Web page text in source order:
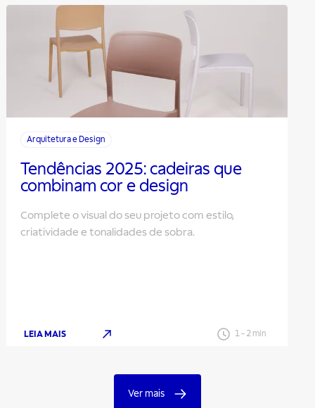
Arquitetura e Design
Tendências 2025: cadeiras que
combinam cor e design
Complete o visual do seu projeto com estilo,
criatividade e tonalidades de sobra.
LEIA MAIS 1- 2 min
Ver mais